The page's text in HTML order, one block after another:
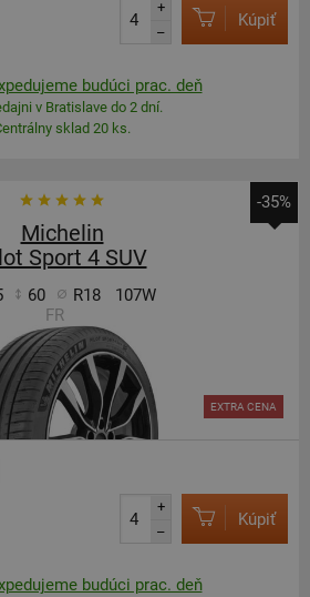
+
–
Kúpiť
budúci prac. deň
v Bratislave do 2 dní.
sklad 20 ks.
-35%
Michelin
Sport 4 SUV
60 R18
107W
FR
EXTRA CENA
+
–
Kúpiť
budúci prac. deň